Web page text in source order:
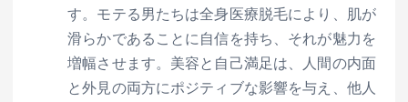
す。モテる男たちは全身医療脱毛により、肌が
滑らかであることに自信を持ち、それが魅力を
増幅させます。美容と自己満足は、人間の内面
と外見の両方にポジティブな影響を与え、他人